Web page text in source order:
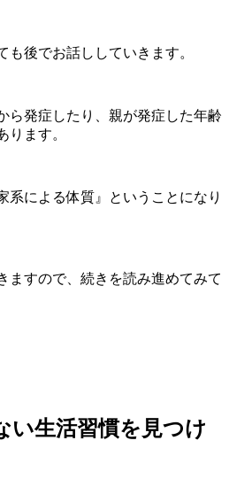
も後でお話ししていきます。
ら発症したり、親が発症した年齢
ります。
系による体質』ということになり
ますので、続きを読み進めてみて
生活習慣を見つけ